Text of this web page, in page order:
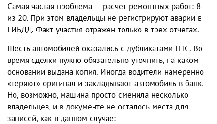
Самая частая проблема — расчет ремонтных работ: 8
из 20. При этом владельцы не регистрируют аварии в
ГИБДД. Факт участия отражен только в трех отчетах.
Шесть автомобилей оказались с дубликатами ПТС. Во
время сделки нужно обязательно уточнить, на каком
основании выдана копия. Иногда водители намеренно
«теряют» оригинал и закладывают автомобиль в банк.
Но, возможно, машина просто сменила несколько
владельцев, и в документе не осталось места для
записей, как в данном случае: